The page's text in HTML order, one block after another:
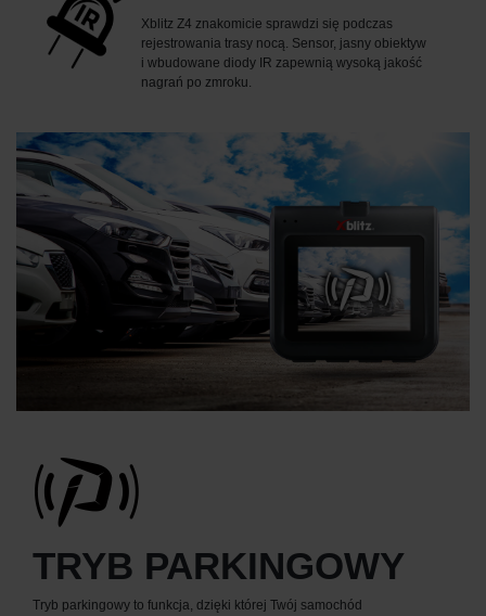
Xblitz Z4 znakomicie sprawdzi się podczas
rejestrowania trasy nocą. Sensor, jasny obiektyw
i wbudowane diody IR zapewnią wysoką jakość
nagrań po zmroku.
TRYB PARKINGOWY
Tryb parkingowy to funkcja, dzięki której Twój samochód